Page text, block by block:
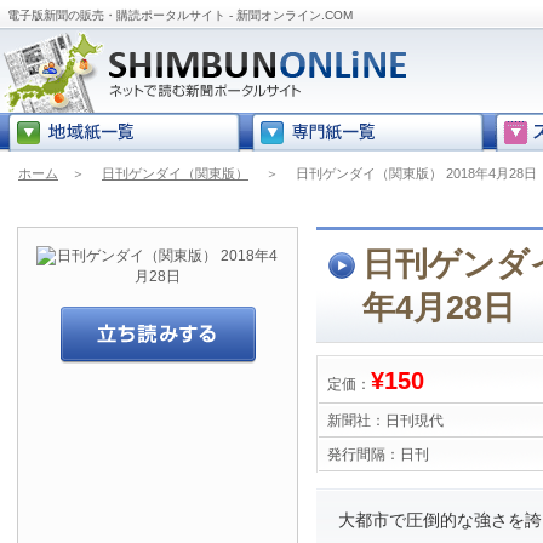
電子版新聞の販売・購読ポータルサイト - 新聞オンライン.COM
ホーム ＞ 日刊ゲンダイ（関東版） ＞ 日刊ゲンダイ（関東版） 2018年4月28日
日刊ゲン
年4月28日
定価： ¥150
新聞社： 日刊現代
発行間隔： 日刊
大都市で圧倒的な強さを